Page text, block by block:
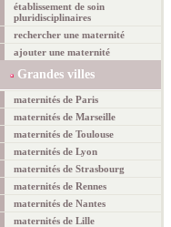
établissement de soin
pluridisciplinaires
rechercher une maternité
ajouter une maternité
Grandes villes
maternités de Paris
maternités de Marseille
maternités de Toulouse
maternités de Lyon
maternités de Strasbourg
maternités de Rennes
maternités de Nantes
maternités de Lille